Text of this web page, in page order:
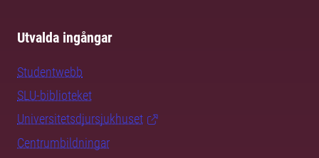
Utvalda ingångar
Studentwebb
SLU-biblioteket
Universitetsdjursjukhuset
Centrumbildningar